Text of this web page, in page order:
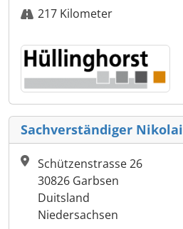
217 Kilometer
Sachverständiger Nikolai
Schützenstrasse 26
30826 Garbsen
Duitsland
Niedersachsen